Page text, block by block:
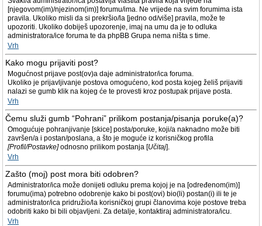
[njegovom(im)/njezinom(im)] forumu/ima. Ne vrijede na svim forumima ista
pravila. Ukoliko misli da si prekršio/la [jedno od/više] pravila, može te
upozoriti. Ukoliko dobiješ upozorenje, imaj na umu da je to odluka
administratora/ice foruma te da phpBB Grupa nema ništa s time.
Vrh
Kako mogu prijaviti post?
Mogućnost prijave post(ov)a daje administrator/ica foruma.
Ukoliko je prijavljivanje postova omogućeno, kod posta kojeg želiš prijaviti
nalazi se gumb klik na kojeg će te provesti kroz postupak prijave posta.
Vrh
Čemu služi gumb “Pohrani” prilikom postanja/pisanja poruke(a)?
Omogućuje pohranjivanje [skice] posta/poruke, koji/a naknadno može biti
završen/a i postan/poslana, a što je moguće iz korisničkog profila
[Profil/Postavke]odnosno prilikom postanja [Učitaj].
Vrh
Zašto (moj) post mora biti odobren?
Administrator/ica može donijeti odluku prema kojoj je na [određenom(im)]
forumu(ima) potrebno odobrenje kako bi post(ovi) bio(li) postan(i) ili te je
administrator/ica pridružio/la korisničkoj grupi članovima koje postove treba
odobriti kako bi bili objavljeni. Za detalje, kontaktiraj administratora/icu.
Vrh